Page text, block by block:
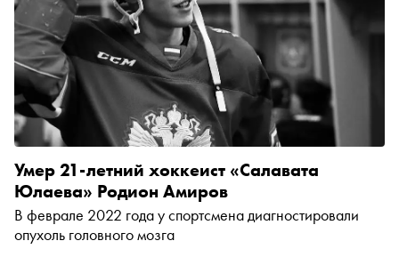
Умер 21-летний хоккеист «Салавата
Юлаева» Родион Амиров
В феврале 2022 года у спортсмена диагностировали
опухоль головного мозга